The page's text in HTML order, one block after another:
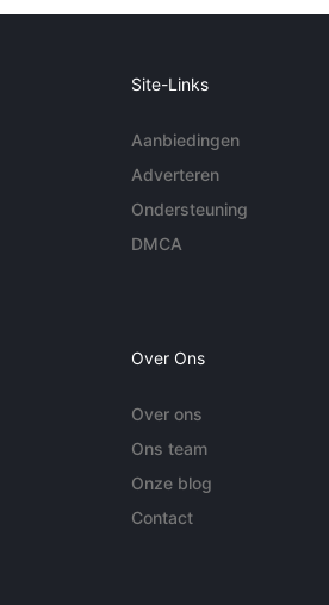
Site-Links
Aanbiedingen
Adverteren
Ondersteuning
DMCA
Over Ons
Over ons
Ons team
Onze blog
Contact